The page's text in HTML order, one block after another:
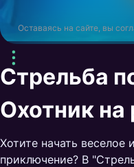
Оставаясь на сайте, вы
Стрельба
Охотник на
Хотите начать
приключение? В